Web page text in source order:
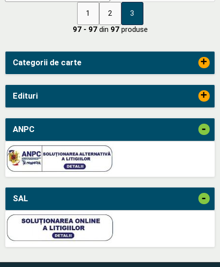
Categorii de carte +
Edituri +
ANPC -
SAL -
1 2 3
97 - 97din 97produse